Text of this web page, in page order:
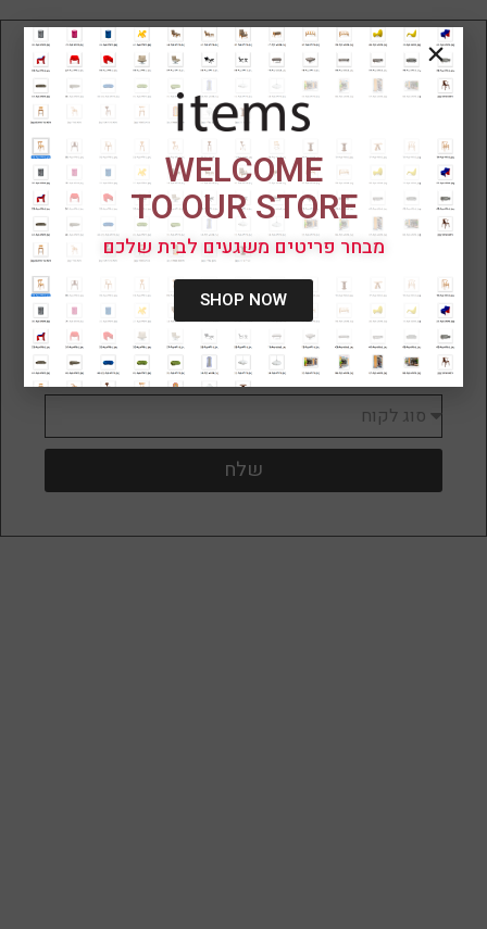
שיחה חוזרת מנציג
צריכים עזרה ברכישה? יש לכם שאלה על
מוצר מסוים? לא בטוחים ורוצים להזמין
בטלפון? מלאו את הפרטים ונחזור אליכם
במהרה
שלח
WELCOME
TO OUR STORE
מבחר פריטים משגעים לבית שלכם
SHOP NOW